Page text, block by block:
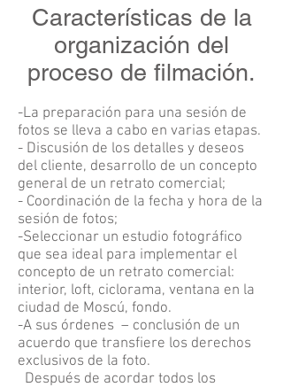
Características de la
organización del
proceso de filmación.
-La preparación para una sesión de
fotos se lleva a cabo en varias etapas.
- Discusión de los detalles y deseos
del cliente, desarrollo de un concepto
general de un retrato comercial;
- Coordinación de la fecha y hora de la
sesión de fotos;
-Seleccionar un estudio fotográfico
que sea ideal para implementar el
concepto de un retrato comercial:
interior, loft, ciclorama, ventana en la
ciudad de Moscú, fondo.
-A sus órdenes – conclusión de un
acuerdo que transfiere los derechos
exclusivos de la foto.
Después de acordar todos los